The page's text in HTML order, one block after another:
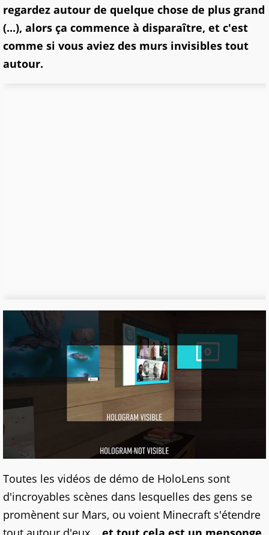
regardez autour de quelque chose de plus grand
(...), alors ça commence à disparaître, et c'est
comme si vous aviez des murs invisibles tout
autour.
Toutes les vidéos de démo de HoloLens sont
d'incroyables scènes dans lesquelles des gens se
promènent sur Mars, ou voient Minecraft s'étendre